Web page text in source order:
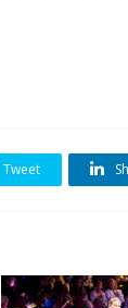
Tweet